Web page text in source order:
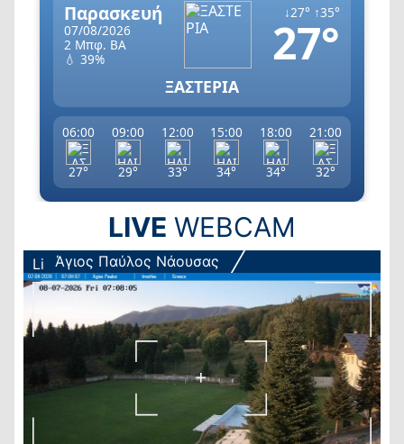
Παρασκευή
07/08/2026
2 Μπφ. ΒΑ
💧 39%
↓27° ↑35°
27°
ΞΑΣΤΕΡΙΑ
06:00
27°
09:00
29°
12:00
33°
15:00
34°
18:00
34°
21:00
32°
LIVE WEBCAM
Άγιος Παύλος Νάουσας